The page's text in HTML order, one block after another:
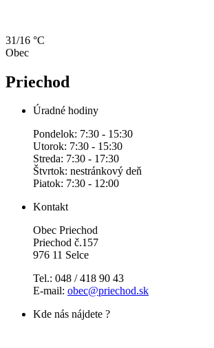
31/16 °C
Obec
Priechod
Úradné hodiny
Pondelok: 7:30 - 15:30
Utorok: 7:30 - 15:30
Streda: 7:30 - 17:30
Štvrtok: nestránkový deň
Piatok: 7:30 - 12:00
Kontakt
Obec Priechod
Priechod č.157
976 11 Selce
Tel.: 048 / 418 90 43
E-mail: obec@priechod.sk
Kde nás nájdete ?